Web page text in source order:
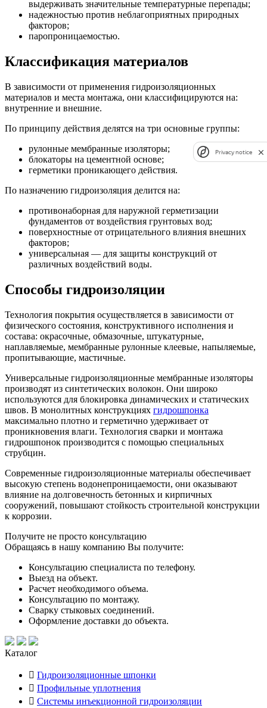
выдерживать значительные температурные перепады;
надежностью против неблагоприятных природных
факторов;
паропроницаемостью.
Классификация материалов
В зависимости от применения гидроизоляционных
материалов и места монтажа, они классифицируются на:
внутренние и внешние.
По принципу действия делятся на три основные группы:
рулонные мембранные изоляторы;
блокаторы на цементной основе;
герметики проникающего действия.
По назначению гидроизоляция делится на:
противонаборная для наружной герметизации
фундаментов от воздействия грунтовых вод;
поверхностные от отрицательного влияния внешних
факторов;
универсальная — для защиты конструкций от
различных воздействий воды.
Способы гидроизоляции
Технология покрытия осуществляется в зависимости от
физического состояния, конструктивного исполнения и
состава: окрасочные, обмазочные, штукатурные,
наплавляемые, мембранные рулонные клеевые, напыляемые,
пропитывающие, мастичные.
Универсальные гидроизоляционные мембранные изоляторы
производят из синтетических волокон. Они широко
используются для блокировка динамических и статических
швов. В монолитных конструкциях гидрошпонка
максимально плотно и герметично удерживает от
проникновения влаги. Технология сварки и монтажа
гидрошпонок производится с помощью специальных
струбцин.
Современные гидроизоляционные материалы обеспечивает
высокую степень водонепроницаемости, они оказывают
влияние на долговечность бетонных и кирпичных
сооружений, повышают стойкость строительной конструкции
к коррозии.
Получите не просто консультацию
Обращаясь в нашу компанию Вы получите:
Консультацию специалиста по телефону.
Выезд на объект.
Расчет необходимого объема.
Консультацию по монтажу.
Сварку стыковых соединений.
Оформление доставки до объекта.
Каталог
Гидроизоляционные шпонки
Профильные уплотнения
Системы инъекционной гидроизоляции
Privacy notice